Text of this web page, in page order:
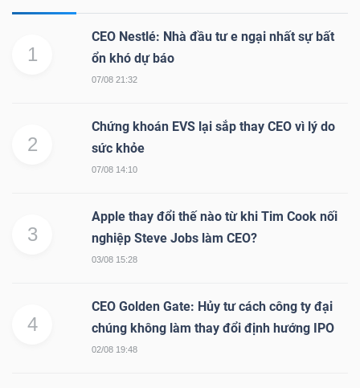
1
CEO Nestlé: Nhà đầu tư e ngại nhất sự bất
ổn khó dự báo
07/08 21:32
2
Chứng khoán EVS lại sắp thay CEO vì lý do
sức khỏe
07/08 14:10
3
Apple thay đổi thế nào từ khi Tim Cook nối
nghiệp Steve Jobs làm CEO?
03/08 15:28
4
CEO Golden Gate: Hủy tư cách công ty đại
chúng không làm thay đổi định hướng IPO
02/08 19:48
BẤT
SẢN
khoán
Cổ phiếu Chỉ số Chứng chỉ quỹ
Tất cả Người nội bộ Người liên quan Cổ đông lớn